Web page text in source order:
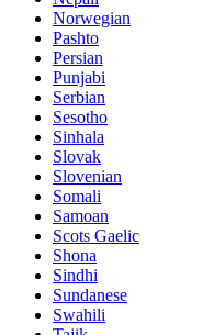
Norwegian
Pashto
Persian
Punjabi
Serbian
Sesotho
Sinhala
Slovak
Slovenian
Somali
Samoan
Scots Gaelic
Shona
Sindhi
Sundanese
Swahili